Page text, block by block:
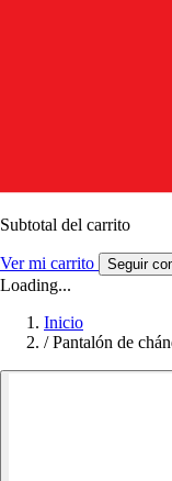
Subtotal del carrito
Ver mi carrito Seguir
Loading...
Inicio
/ Pantalón de